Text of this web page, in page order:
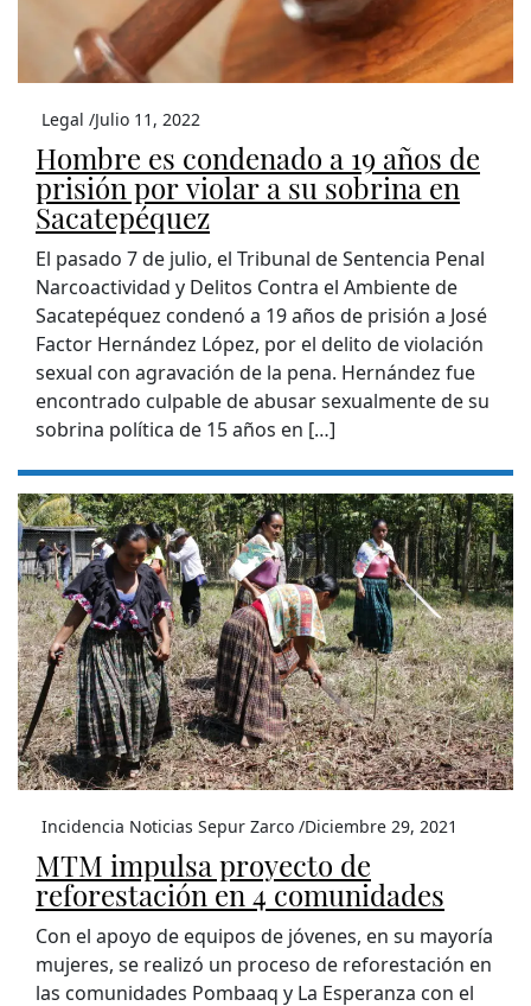
Legal /Julio 11, 2022
Hombre es condenado a 19 años de
prisión por violar a su sobrina en
Sacatepéquez
El pasado 7 de julio, el Tribunal de Sentencia Penal
Narcoactividad y Delitos Contra el Ambiente de
Sacatepéquez condenó a 19 años de prisión a José
Factor Hernández López, por el delito de violación
sexual con agravación de la pena. Hernández fue
encontrado culpable de abusar sexualmente de su
sobrina política de 15 años en […]
Incidencia Noticias Sepur Zarco /Diciembre 29, 2021
MTM impulsa proyecto de
reforestación en 4 comunidades
Con el apoyo de equipos de jóvenes, en su mayoría
mujeres, se realizó un proceso de reforestación en
las comunidades Pombaaq y La Esperanza con el